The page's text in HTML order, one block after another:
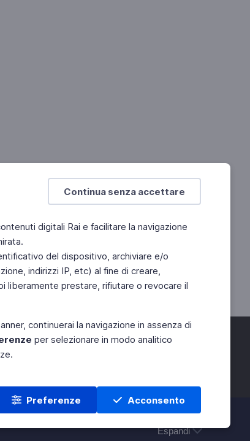
Continua senza accettare
digitali Rai e facilitare la navigazione
del dispositivo, archiviare e/o
indirizzi IP, etc) al fine di creare,
liberamente prestare, rifiutare o revocare il
continuerai la navigazione in assenza di
per selezionare in modo analitico
Preferenze Acconsento